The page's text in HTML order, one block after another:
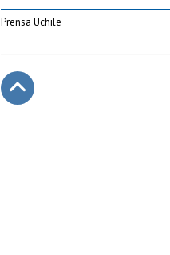
Prensa Uchile